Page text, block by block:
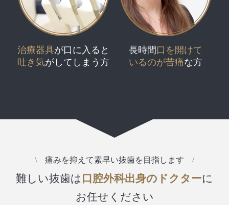
治療器具が口に入ると
吐き気がしてしまう方
長時間 口を開けて
いるのが苦痛な方
痛みを抑えて素早い抜歯を目指します
難しい抜歯は 口腔外科出身のドクターに
お任せください